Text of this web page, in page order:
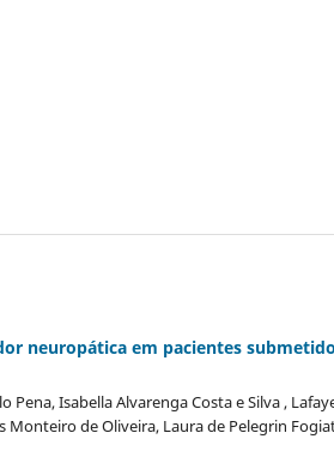
neuropática em pacientes
Pena, Isabella Alvarenga Costa e Silva ,
Monteiro de Oliveira, Laura de Pelegrin